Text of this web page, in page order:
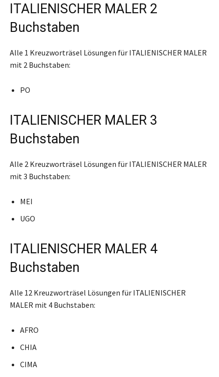
ITALIENISCHER MALER 2
Buchstaben
Alle 1 Kreuzworträsel Lösungen für ITALIENISCHER MALER
mit 2 Buchstaben:
PO
ITALIENISCHER MALER 3
Buchstaben
Alle 2 Kreuzworträsel Lösungen für ITALIENISCHER MALER
mit 3 Buchstaben:
MEI
UGO
ITALIENISCHER MALER 4
Buchstaben
Alle 12 Kreuzworträsel Lösungen für ITALIENISCHER
MALER mit 4 Buchstaben:
AFRO
CHIA
CIMA